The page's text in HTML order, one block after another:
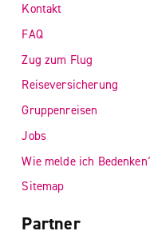
Kontakt
FAQ
Zug zum Flug
Reiseversicherung
Gruppenreisen
Jobs
Wie melde ich
Sitemap
Partner